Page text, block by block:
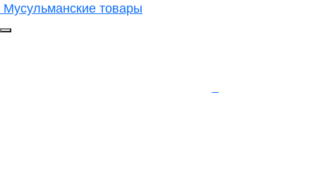
Мусульманские товары